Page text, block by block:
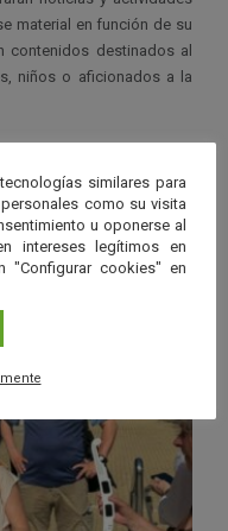
material en función de su
contenidos destinados al
niños o aficionados a la
Ver más
similares para
como su visita
u oponerse al
intereses legítimos en
"Configurar cookies" en